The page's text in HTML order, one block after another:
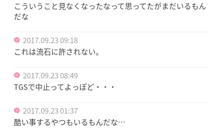
こういうこと見なくなったなって思ってたがまだいるもん
だな
2017.09.23 09:18
これは流石に許されない。
2017.09.23 08:49
TGSで中止ってよっぽど・・・
2017.09.23 01:37
酷い事するやつもいるもんだな…